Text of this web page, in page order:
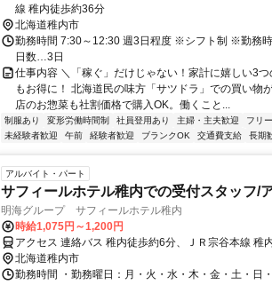
線 稚内徒歩約36分
北海道稚内市
勤務時間 7:30～12:30 週3日程度 ※シフト制 ※勤務
日数…3日
仕事内容 ＼「稼ぐ」だけじゃない！家計に嬉しい3
もお得に！ 北海道民の味方「サツドラ」での買い物
店のお惣菜も社割価格で購入OK。働くこと...
制服あり 変形労働時間制 社員登用あり 主婦・主夫歓迎 フリ
未経験者歓迎
午前 経験者歓迎 ブランクOK 交通費支給 長期
アルバイト・パート
サフィールホテル稚内での受付スタッフ/
明海グループ サフィールホテル稚内
時給1,075円～1,200円
アクセス 連絡バス 稚内徒歩約6分、ＪＲ宗谷本線 稚
北海道稚内市
勤務時間 ・勤務曜日：月・火・水・木・金・土・日